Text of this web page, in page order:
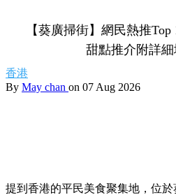
【葵廣掃街】網民熱推
甜點推介附詳
香港
By May chan on 07 Aug 2026
提到香港的平民美食聚集地，位